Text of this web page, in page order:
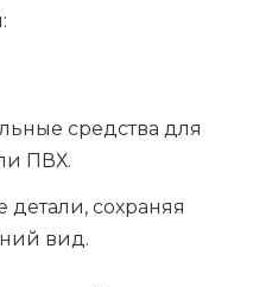
средства для
ПВХ.
сохраняя
вид.